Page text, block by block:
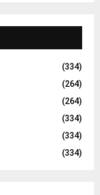
(334)
(264)
(264)
(334)
(334)
(334)